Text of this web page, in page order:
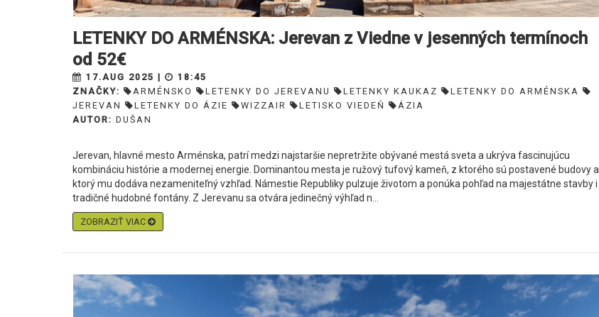
LETENKY DO ARMÉNSKA: Jerevan z Viedne v jesenných termínoch
od 52€
17.AUG 2025 |
18:45
ZNAČKY:
ARMÉNSKO LETENKY DO JEREVANU LETENKY KAUKAZ
LETENKY DO ARMÉNSKA
JEREVAN
LETENKY DO ÁZIE WIZZAIR LETISKO VIEDEŇ
ÁZIA
AUTOR: DUŠAN
Jerevan, hlavné mesto Arménska, patrí medzi najstaršie nepretržite obývané mestá sveta a ukrýva fascinujúcu
kombináciu histórie a modernej energie. Dominantou mesta je ružový tufový kameň, z ktorého sú postavené budovy a
ktorý mu dodáva nezameniteľný vzhľad. Námestie Republiky pulzuje životom a ponúka pohľad na majestátne stavby i
tradičné hudobné fontány. Z Jerevanu sa otvára jedinečný výhľad n...
ZOBRAZIŤ VIAC